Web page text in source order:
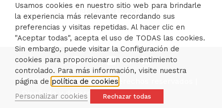
© 2026 Dabo. Todos los derechos reservados |
Diseñado y desarrollado por ómibu
Usamos cookies en nuestro sitio web para brindarle
la experiencia más relevante recordando sus
preferencias y visitas repetidas. Al hacer clic en
"Aceptar todas", acepta el uso de TODAS las cookies.
Sin embargo, puede visitar la Configuración de
cookies para proporcionar un consentimiento
controlado. Para más información, visite nuestra
página de política de cookies
Personalizar cookies
Rechazar todas